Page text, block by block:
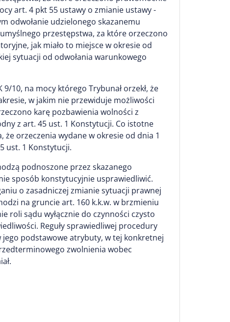
art. 4 pkt 55 ustawy o zmianie ustawy -
odwołanie udzielonego skazanemu
przestępstwa, za które orzeczono
jak miało to miejsce w okresie od
sytuacji od odwołania warunkowego
10, na mocy którego Trybunał orzekł, że
w jakim nie przewiduje możliwości
karę pozbawienia wolności z
z art. 45 ust. 1 Konstytucji. Co istotne
orzeczenia wydane w okresie od dnia 1
ust. 1 Konstytucji.
podnoszone przez skazanego
sposób konstytucyjnie usprawiedliwić.
o zasadniczej zmianie sytuacji prawnej
na gruncie art. 160 k.k.w. w brzmieniu
roli sądu wyłącznie do czynności czysto
Reguły sprawiedliwej procedury
podstawowe atrybuty, w tej konkretnej
zwolnienia wobec